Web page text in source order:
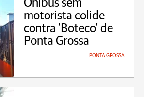
Ônibus sem
motorista colide
contra ‘Boteco’ de
Ponta Grossa
PONTA GROSSA